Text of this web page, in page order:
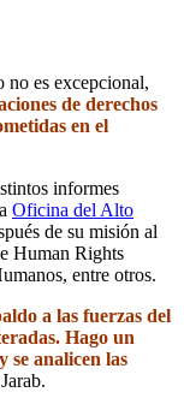
no es excepcional,
de derechos
en el
informes
Oficina del Alto
de su misión al
Human Rights
entre otros.
a las fuerzas del
Hago un
se analicen las